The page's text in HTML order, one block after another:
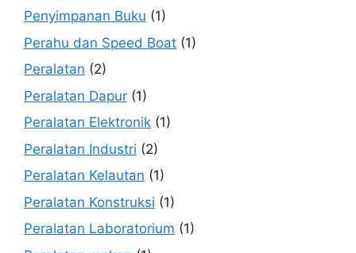
Penyimpanan Buku (1)
Perahu dan Speed Boat (1)
Peralatan (2)
Peralatan Dapur (1)
Peralatan Elektronik (1)
Peralatan Industri (2)
Peralatan Kelautan (1)
Peralatan Konstruksi (1)
Peralatan Laboratorium (1)